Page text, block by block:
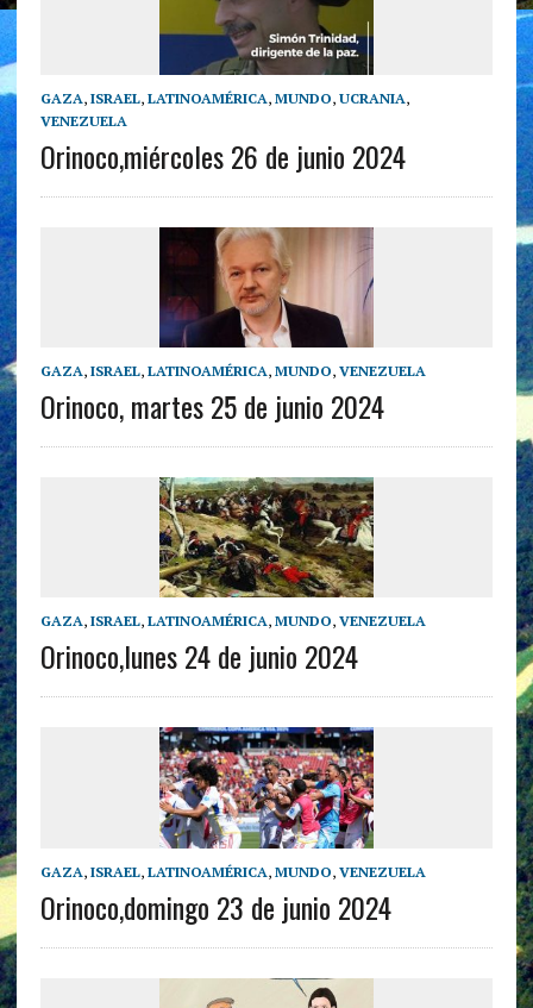
GAZA, ISRAEL, LATINOAMÉRICA, MUNDO, UCRANIA,
VENEZUELA
Orinoco,miércoles 26 de junio 2024
GAZA, ISRAEL, LATINOAMÉRICA, MUNDO, VENEZUELA
Orinoco, martes 25 de junio 2024
GAZA, ISRAEL, LATINOAMÉRICA, MUNDO, VENEZUELA
Orinoco,lunes 24 de junio 2024
GAZA, ISRAEL, LATINOAMÉRICA, MUNDO, VENEZUELA
Orinoco,domingo 23 de junio 2024